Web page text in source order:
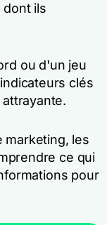
ils
ou d'un jeu
clés
marketing, les
ce qui
pour